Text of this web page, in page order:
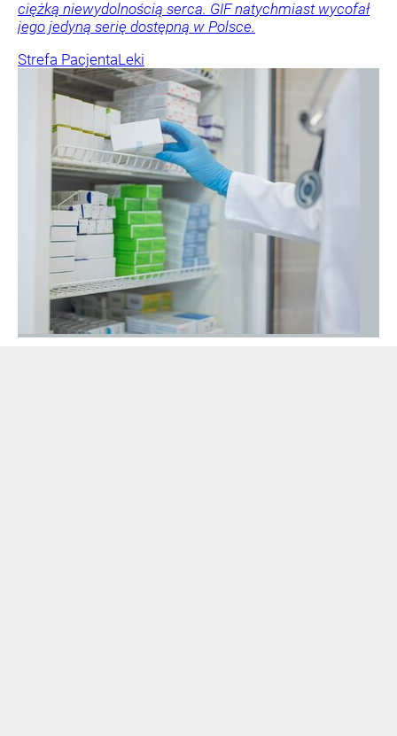
ciężką niewydolnością serca. GIF natychmiast wycofał
jego jedyną serię dostępną w Polsce.
Strefa PacjentaLeki